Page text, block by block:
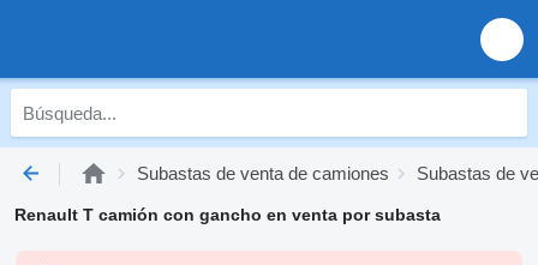
Subastas de venta de camiones Subastas de
Renault T camión con gancho en venta por subasta